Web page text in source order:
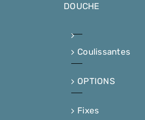
DOUCHE
Coulissantes
OPTIONS
Fixes